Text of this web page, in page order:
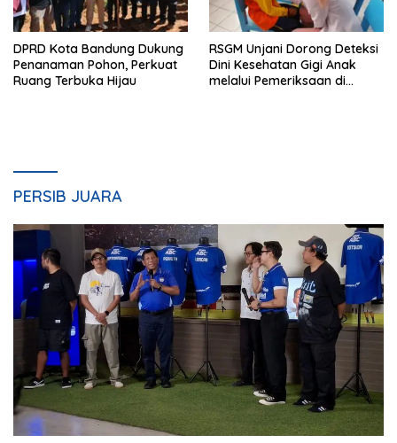
DPRD Kota Bandung Dukung
Penanaman Pohon, Perkuat
Ruang Terbuka Hijau
RSGM Unjani Dorong Deteksi
Dini Kesehatan Gigi Anak
melalui Pemeriksaan di
PERSIB JUARA